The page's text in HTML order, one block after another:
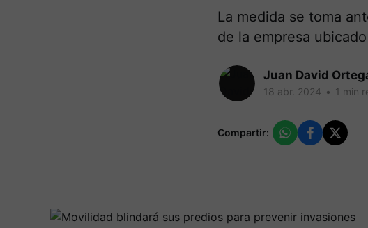
La medida se toma
de la empresa
Juan David
18 abr. 2024 • 1 min
Compartir: